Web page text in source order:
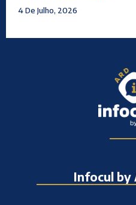
4 De Julho, 2026
Infocul by